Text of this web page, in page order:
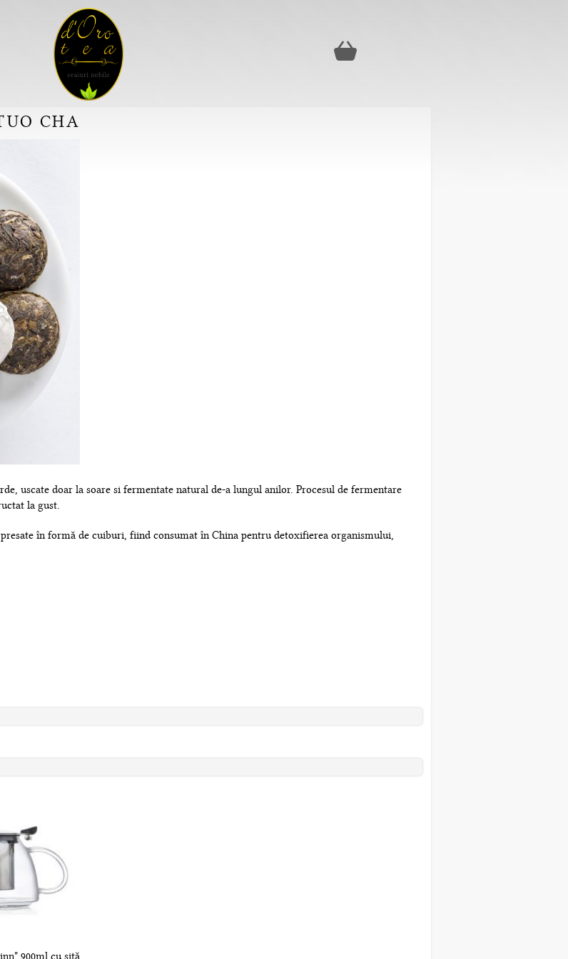
CHA
uscate doar la soare si fermentate natural de-a lungul anilor. Procesul de fermentare
la gust.
în formă de cuiburi, fiind consumat în China pentru detoxifierea organismului,
900ml cu sită